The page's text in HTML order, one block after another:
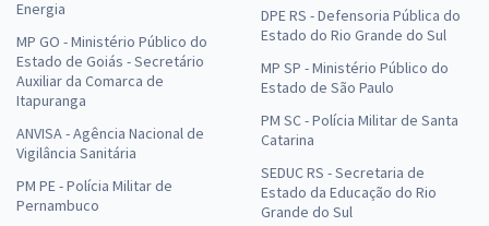
Energia
MP GO - Ministério Público do
Estado de Goiás - Secretário
Auxiliar da Comarca de
Itapuranga
ANVISA - Agência Nacional de
Vigilância Sanitária
PM PE - Polícia Militar de
Pernambuco
DPE RS - Defensoria Pública do
Estado do Rio Grande do Sul
MP SP - Ministério Público do
Estado de São Paulo
PM SC - Polícia Militar de Santa
Catarina
SEDUC RS - Secretaria de
Estado da Educação do Rio
Grande do Sul